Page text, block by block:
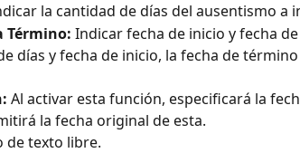
la cantidad de días del ausentismo a
Término: Indicar fecha de inicio y fecha
días y fecha de inicio, la fecha de
Al activar esta función, especificará la
la fecha original de esta.
de texto libre.